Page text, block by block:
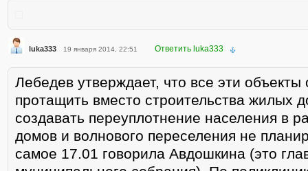
luka333 19 января 2014, 22:51 Ответить luka333
Лебедев утверждает, что все эти объекты
протащить вместо строительства жилых
создавать переуплотнение населения в
домов и волнового переселения не
самое 17.01 говорила Авдошкина (это